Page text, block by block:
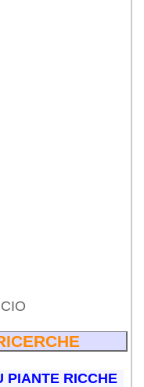
PIANTE RICCHE